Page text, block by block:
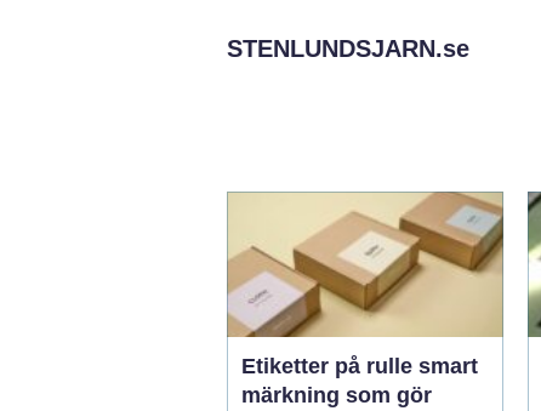
STENLUNDSJARN.se
Etiketter på rulle smart
märkning som gör